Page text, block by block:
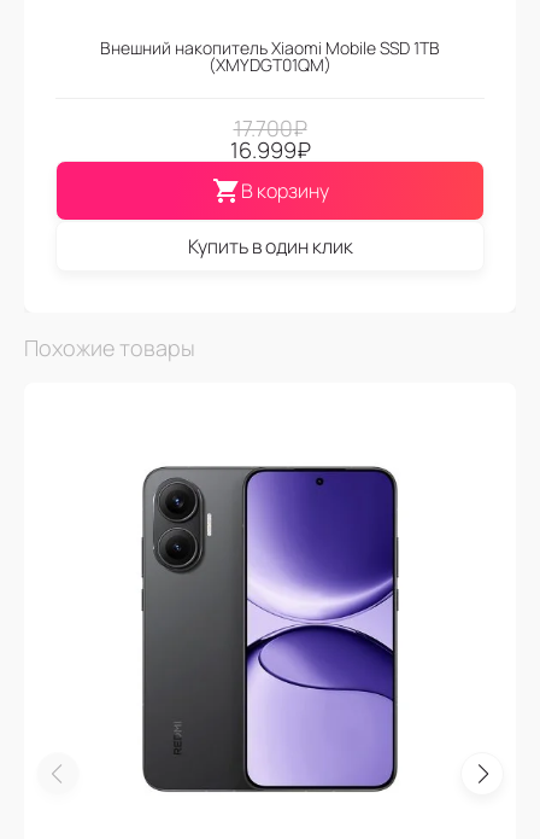
Внешний накопитель Xiaomi Mobile SSD 1TB
(XMYDGT01QM)
17.700₽
16.999₽
В корзину
Купить в один клик
Похожие товары